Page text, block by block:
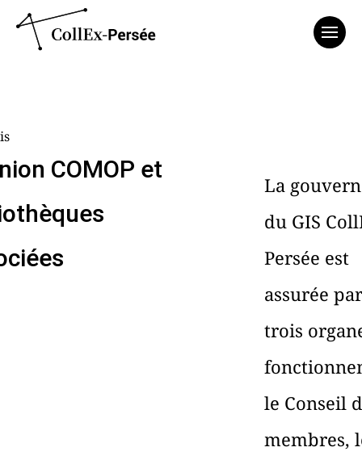
COMOP et
La
du GIS
Persée est
assurée par
trois
le Conseil
membres,